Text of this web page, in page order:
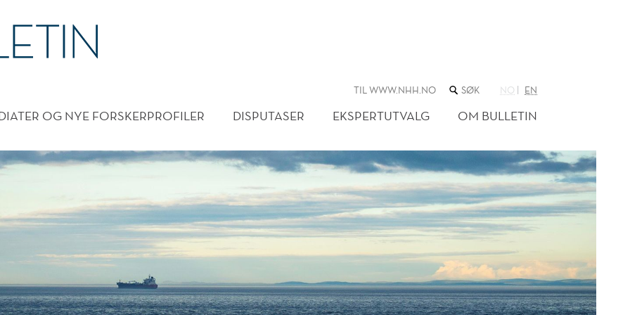
TIL WWW.NHH.NO SØK
NETTSTEDET
NO EN
OG NYE FORSKERPROFILER DISPUTASER EKSPERTUTVALG OM BULLETIN